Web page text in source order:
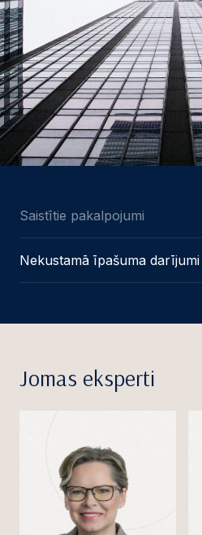
Saistītie pakalpojumi
Nekustamā īpašuma
Jomas eksperti